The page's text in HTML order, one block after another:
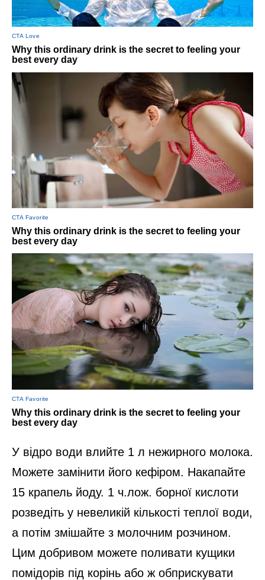
У відро води влийте 1 л нежирного молока.
Можете замінити його кефіром. Накапайте
15 крапель йоду. 1 ч.лож. борної кислоти
розведіть у невеликій кількості теплої води,
а потім змішайте з молочним розчином.
Цим добривом можете поливати кущики
помідорів під корінь або ж обприскувати